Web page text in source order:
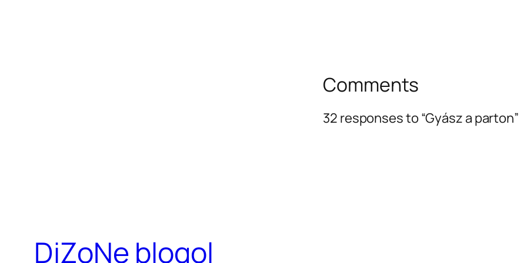
Comments
32 responses to “Gyász a parton”
DjZoNe blogol